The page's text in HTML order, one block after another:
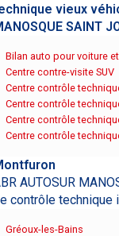
vieux
SAINT
Bilan auto pour voiture
Centre contre-visite SUV
Centre contrôle
Centre contrôle
Centre contrôle
Centre contrôle
AUTOSUR
contrôle technique
Gréoux-les-Bains